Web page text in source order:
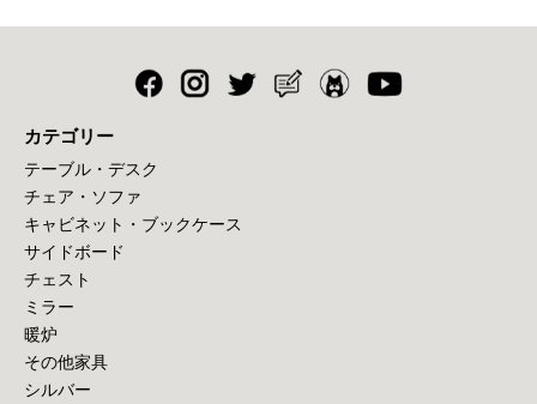
カテゴリー
テーブル・デスク
チェア・ソファ
キャビネット・ブックケース
サイドボード
チェスト
ミラー
暖炉
その他家具
シルバー